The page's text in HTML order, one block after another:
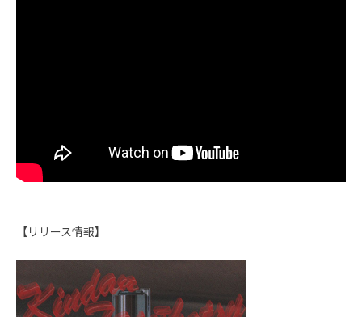
【リリース情報】